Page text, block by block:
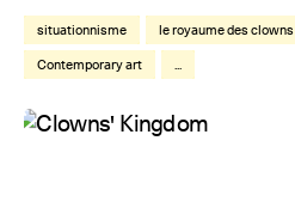
situationnisme le royaume des clowns
Contemporary art
...